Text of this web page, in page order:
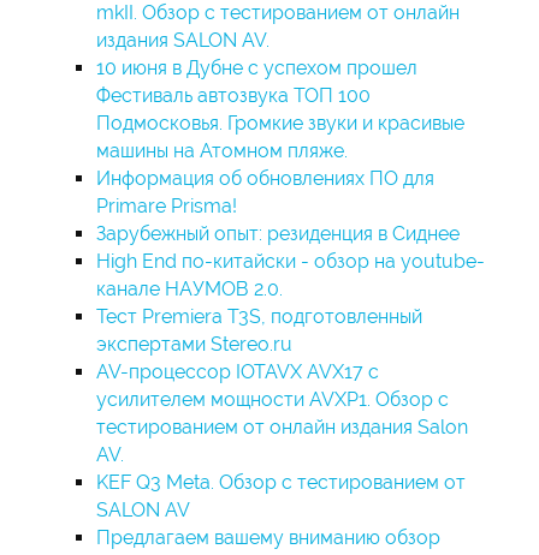
mkII. Обзор с тестированием от онлайн
издания SALON AV.
10 июня в Дубне с успехом прошел
Фестиваль автозвука ТОП 100
Подмосковья. Громкие звуки и красивые
машины на Атомном пляже.
Информация об обновлениях ПО для
Primare Prisma!
Зарубежный опыт: резиденция в Сиднее
High End по-китайски - обзор на youtube-
канале НАУМОВ 2.0.
Тест Premiera T3S, подготовленный
экспертами Stereo.ru
AV-процессор IOTAVX AVX17 с
усилителем мощности AVXP1. Обзор с
тестированием от онлайн издания Salon
AV.
KEF Q3 Meta. Обзор с тестированием от
SALON AV
Предлагаем вашему вниманию обзор